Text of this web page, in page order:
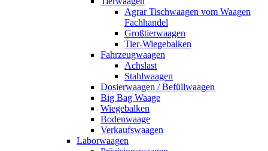
Agrar Tischwaagen vom Waagen
Fachhandel
Großtierwaagen
Tier-Wiegebalken
Fahrzeugwaagen
Achslast
Stahlwaagen
Dosierwaagen / Befüllwaagen
Big Bag Waage
Wiegebalken
Bodenwaage
Verkaufswaagen
Laborwaagen